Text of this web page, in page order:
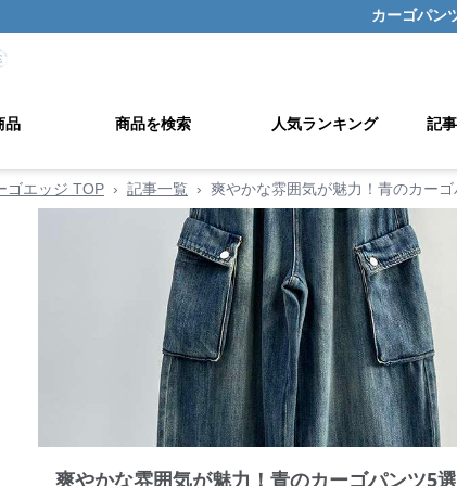
カーゴパン
品 商品を検索 人気ランキング 記
ゴエッジ TOP › 記事一覧 › 爽やかな雰囲気が魅力！青のカー
爽やかな雰囲気が魅力！青のカーゴパンツ5選